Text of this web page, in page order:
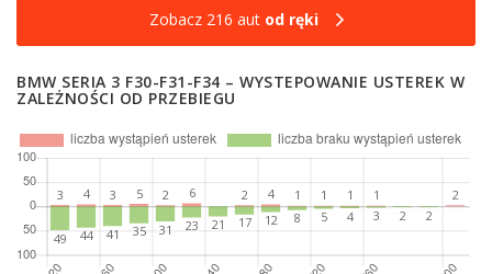
Zobacz 216 aut od ręki
BMW SERIA 3 F30-F31-F34 – WYSTEPOWANIE USTEREK W
ZALEŻNOŚCI OD PRZEBIEGU